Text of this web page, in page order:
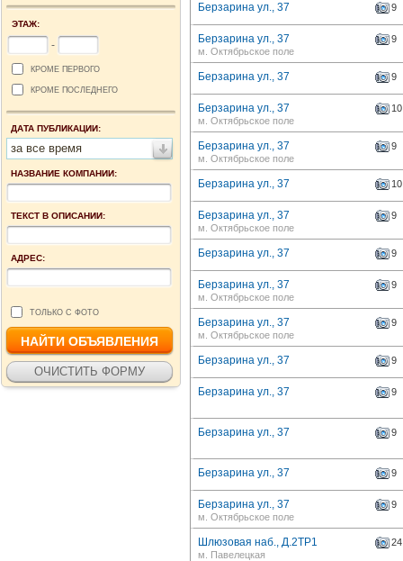
ЭТАЖ:
-
КРОМЕ ПЕРВОГО
КРОМЕ ПОСЛЕДНЕГО
ДАТА ПУБЛИКАЦИИ:
за все время
НАЗВАНИЕ КОМПАНИИ:
ТЕКСТ В ОПИСАНИИ:
АДРЕС:
ТОЛЬКО С ФОТО
Берзарина ул., 37 9
Берзарина ул., 37
9
м. Октябрьское поле
Берзарина ул., 37 9
Берзарина ул., 37
10
м. Октябрьское поле
Берзарина ул., 37
9
м. Октябрьское поле
Берзарина ул., 37 10
Берзарина ул., 37
9
м. Октябрьское поле
Берзарина ул., 37 9
Берзарина ул., 37
9
м. Октябрьское поле
Берзарина ул., 37
9
м. Октябрьское поле
Берзарина ул., 37 9
Берзарина ул., 37 9
Берзарина ул., 37 9
Берзарина ул., 37 9
Берзарина ул., 37
9
м. Октябрьское поле
Шлюзовая наб., Д.2ТР1
24
м. Павелецкая